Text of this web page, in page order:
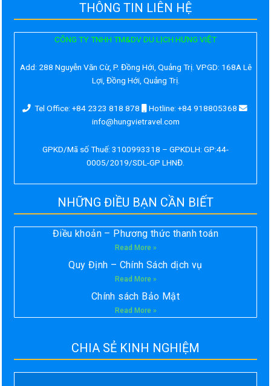
THÔNG TIN LIÊN HỆ
CÔNG TY TNHH TM&DV DU LỊCH HƯNG VIỆT
Add: 288 Nguyễn Văn Cừ, P. Đồng Hới, Quảng Trị. VPGD: 168A Lê
Lợi, Đồng Hới, Quảng Trị.
Tel Office: +84 2323 818 878
Hotline: +84 918805368
info@hungvietravel.com
GPKD/Mã số Thuế: 3100993318 – GPKDLH: GP:44-
0005/2019/SDL-GP LHNĐ.
NHỮNG ĐIỀU BẠN CẦN BIẾT
Điều khoản – Phương thức thanh toán
Read More »
Quy Định – Chính Sách dịch vụ
Read More »
Chính sách Bảo Mật
Read More »
CHIA SẺ KINH NGHIỆM